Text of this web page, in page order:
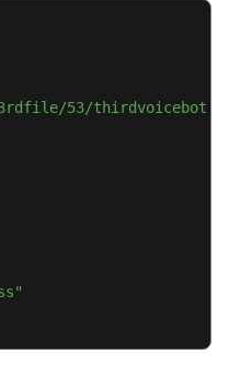
53/thirdvoicebotfile/